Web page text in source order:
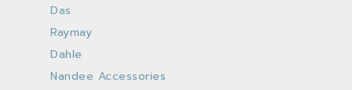
Das
Raymay
Dahle
Nandee Accessories